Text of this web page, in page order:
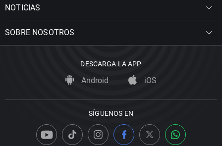
NOTICIAS
SOBRE NOSOTROS
DESCARGA LA APP
Android iOS
SÍGUENOS EN